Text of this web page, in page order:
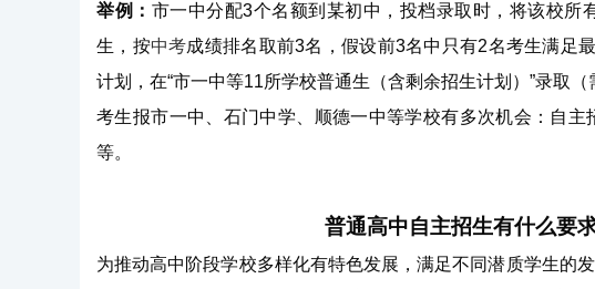
举例： 市一中分配3个名额到某初中，投档录取时，将该校
生，按中考成绩排名取前3名，假设前3名中只有2名考生满足
计划，在“市一中等11所学校普通生（含剩余招生计划）”录取（
考生报市一中、石门中学、顺德一中等学校有多次机会：自
等。
普通高中自主招生有什么要
为推动高中阶段学校多样化有特色发展，满足不同潜质学生的